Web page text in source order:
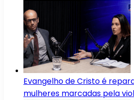
Evangelho de Cristo é
mulheres marcadas pela